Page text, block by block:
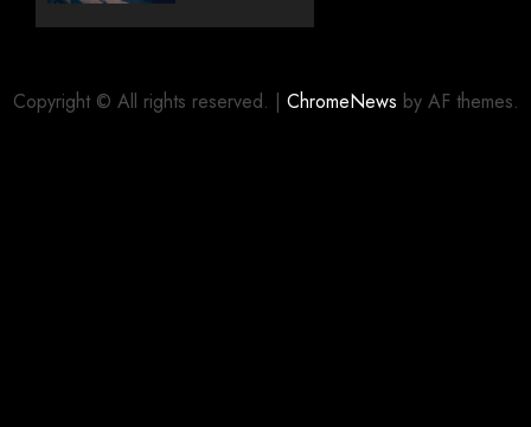
Copyright © All rights reserved. | ChromeNews by AF themes.